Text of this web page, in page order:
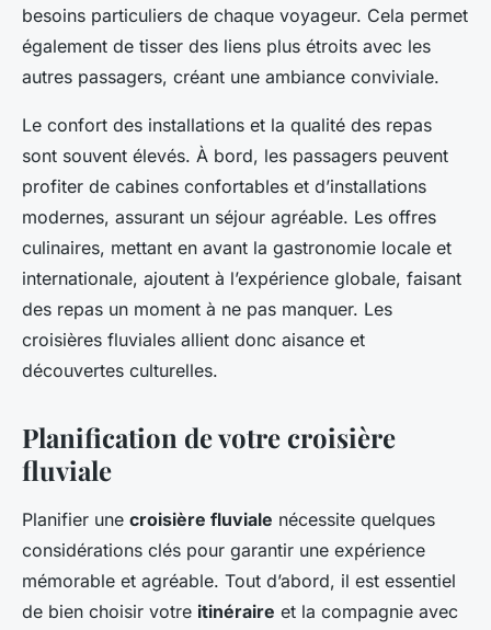
besoins particuliers de chaque voyageur. Cela permet
également de tisser des liens plus étroits avec les
autres passagers, créant une ambiance conviviale.
Le confort des installations et la qualité des repas
sont souvent élevés. À bord, les passagers peuvent
profiter de cabines confortables et d’installations
modernes, assurant un séjour agréable. Les offres
culinaires, mettant en avant la gastronomie locale et
internationale, ajoutent à l’expérience globale, faisant
des repas un moment à ne pas manquer. Les
croisières fluviales allient donc aisance et
découvertes culturelles.
Planification de votre croisière
fluviale
Planifier une croisière fluviale nécessite quelques
considérations clés pour garantir une expérience
mémorable et agréable. Tout d’abord, il est essentiel
de bien choisir votre itinéraire et la compagnie avec